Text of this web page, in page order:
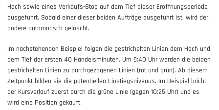
Hoch sowie eines Verkaufs-Stop auf dem Tief dieser Eröffnungsperiode
ausgeführt. Sobald einer dieser beiden Aufträge ausgeführt ist, wird der
andere automatisch gelöscht.
Im nachstehenden Beispiel folgen die gestrichelten Linien dem Hoch und
dem Tief der ersten 40 Handelsminuten. Um 9:40 Uhr werden die beiden
gestrichelten Linien zu durchgezogenen Linien (rot und grün). Ab diesem
Zeitpunkt bilden sie die potentiellen Einstiegsniveaus. Im Beispiel bricht
der Kursverlauf zuerst durch die grüne Linie (gegen 10:25 Uhr) und es
wird eine Position gekauft.